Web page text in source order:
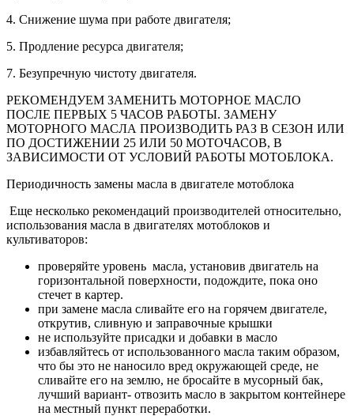
4. Снижение шума при работе двигателя;
5. Продление ресурса двигателя;
7. Безупречную чистоту двигателя.
РЕКОМЕНДУЕМ ЗАМЕНИТЬ МОТОРНОЕ МАСЛО
ПОСЛЕ ПЕРВЫХ 5 ЧАСОВ РАБОТЫ. ЗАМЕНУ
МОТОРНОГО МАСЛА ПРОИЗВОДИТЬ РАЗ В СЕЗОН ИЛИ
ПО ДОСТИЖЕНИИ 25 ИЛИ 50 МОТОЧАСОВ, В
ЗАВИСИМОСТИ ОТ УСЛОВИЙ РАБОТЫ МОТОБЛОКА.
Периодичность замены масла в двигателе мотоблока
Еще несколько рекомендаций производителей относительно,
использования масла в двигателях мотоблоков и
культиваторов:
проверяйте уровень масла, установив двигатель на
горизонтальной поверхности, подождите, пока оно
стечет в картер.
при замене масла сливайте его на горячем двигателе,
открутив, сливную и заправочные крышки
не используйте присадки и добавки в масло
избавляйтесь от использованного масла таким образом,
что бы это не наносило вред окружающей среде, не
сливайте его на землю, не бросайте в мусорный бак,
лучший вариант- отвозить масло в закрытом контейнере
на местный пункт переработки.